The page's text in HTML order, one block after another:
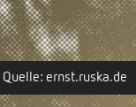
ernst.ruska.de